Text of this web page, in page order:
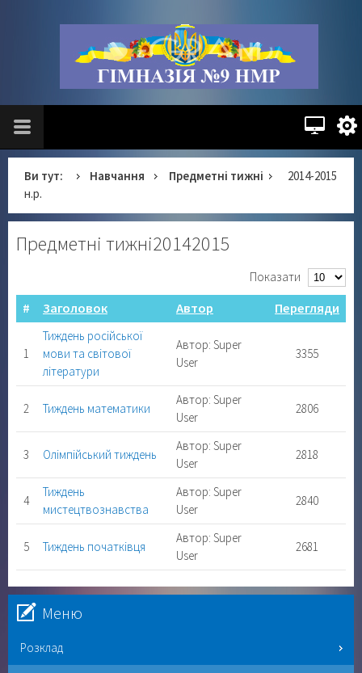
Ви тут: Навчання Предметні тижні
2014-2015
н.р.
Предметні тижні20142015
Показати
# Заголовок Автор Перегляди
1
Тиждень російської
мови та світової
літератури
Автор: Super
User
3355
2 Тиждень математики
Автор: Super
User
2806
3 Олімпійський тиждень
Автор: Super
User
2818
4
Тиждень
мистецтвознавства
Автор: Super
User
2840
5 Тиждень початківця
Автор: Super
User
2681
Меню
Розклад